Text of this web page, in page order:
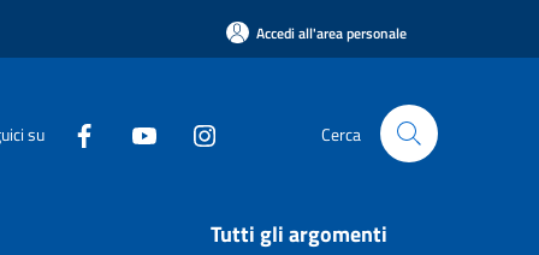
Accedi all'area personale
su Cerca
Tutti gli argomenti